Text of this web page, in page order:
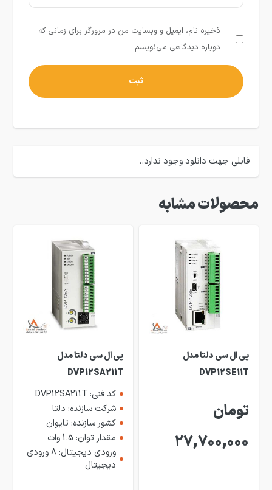
ذخیره نام، ایمیل و وبسایت من در مرورگر برای زمانی که
دوباره دیدگاهی می‌نویسم.
فایلی جهت دانلود وجود ندارد..
محصولات مشابه
پی ال سی دلتا مدل
DVP12SE11T
تومان
27,700,000
پی ال سی دلتا مدل
DVP12SA211T
کد فنی: DVP12SA211T
شرکت سازنده: دلتا
کشور سازنده: تایوان
مقدار توان: 1.5 وات
ورودی دیجیتال: 8 ورودی
دیجیتال